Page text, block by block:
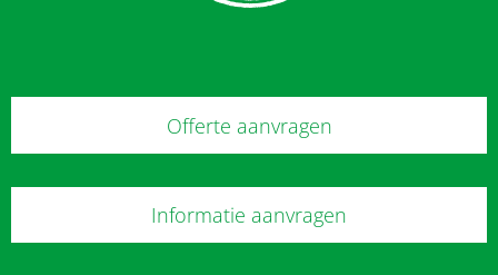
Offerte aanvragen
Informatie aanvragen